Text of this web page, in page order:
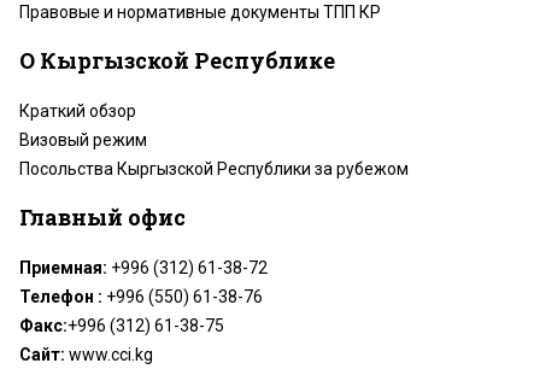
Правовые и нормативные документы ТПП КР
О Кыргызской Республике
Краткий обзор
Визовый режим
Посольства Кыргызской Республики за рубежом
Главный офис
Приемная: +996 (312) 61-38-72
Телефон : +996 (550) 61-38-76
Факс:+996 (312) 61-38-75
Сайт: www.cci.kg